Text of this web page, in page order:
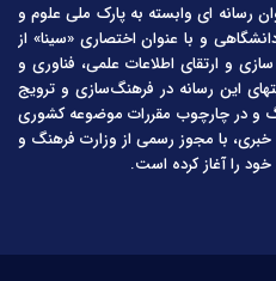
رسانه ای وابسته به پارک ملی علوم و
و با عنوان اختصاری «سینا» از
آگاه سازی و ارتقای اطلاعات علمی، فناوری و
این رسانه در فرهنگ‌سازی و ترویج
و در چارچوب مقررات موضوعه کشوری
با مجوز رسمی از وزارت فرهنگ و